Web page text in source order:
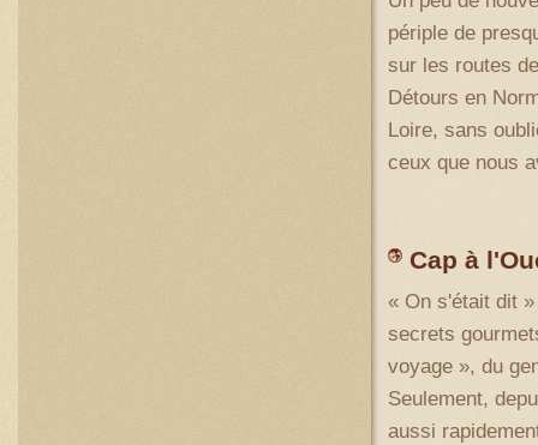
périple de
sur les routes
Détours en
Loire, sans
ceux que nous
Cap à
« On s'était dit
secrets
voyage », du
Seulement,
aussi